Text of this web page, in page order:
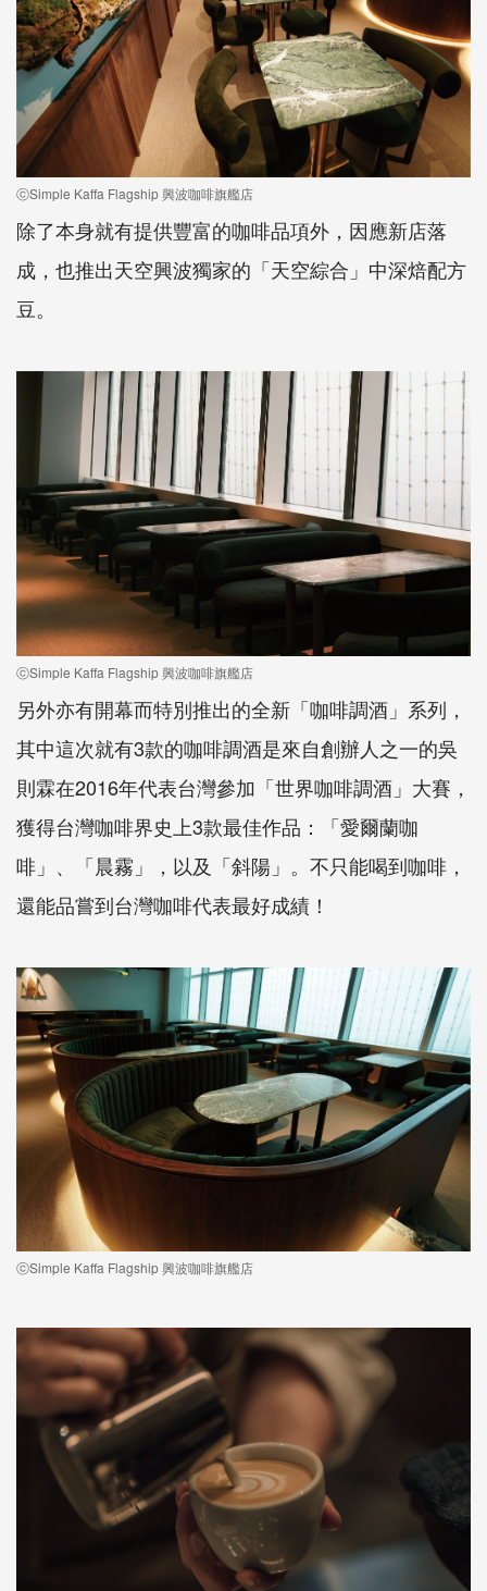
ⓒSimple Kaffa Flagship 興波咖啡旗艦店
除了本身就有提供豐富的咖啡品項外，因應新店落
成，也推出天空興波獨家的「天空綜合」中深焙配方
豆。
ⓒSimple Kaffa Flagship 興波咖啡旗艦店
另外亦有開幕而特別推出的全新「咖啡調酒」系列，
其中這次就有3款的咖啡調酒是來自創辦人之一的吳
則霖在2016年代表台灣參加「世界咖啡調酒」大賽，
獲得台灣咖啡界史上3款最佳作品：「愛爾蘭咖
啡」、「晨霧」，以及「斜陽」。不只能喝到咖啡，
還能品嘗到台灣咖啡代表最好成績！
ⓒSimple Kaffa Flagship 興波咖啡旗艦店